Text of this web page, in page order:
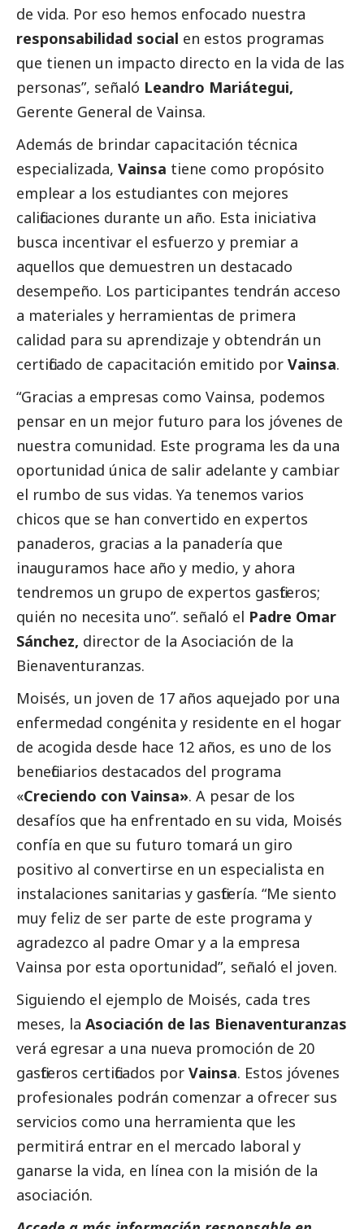
de vida. Por eso hemos enfocado nuestra
responsabilidad social en estos programas
que tienen un impacto directo en la vida de las
personas”, señaló Leandro Mariátegui,
Gerente General de Vainsa.
Además de brindar capacitación técnica
especializada, Vainsa tiene como propósito
emplear a los estudiantes con mejores
calificaciones durante un año. Esta iniciativa
busca incentivar el esfuerzo y premiar a
aquellos que demuestren un destacado
desempeño. Los participantes tendrán acceso
a materiales y herramientas de primera
calidad para su aprendizaje y obtendrán un
certificado de capacitación emitido por Vainsa.
“Gracias a empresas como Vainsa, podemos
pensar en un mejor futuro para los jóvenes de
nuestra comunidad. Este programa les da una
oportunidad única de salir adelante y cambiar
el rumbo de sus vidas. Ya tenemos varios
chicos que se han convertido en expertos
panaderos, gracias a la panadería que
inauguramos hace año y medio, y ahora
tendremos un grupo de expertos gasfiteros;
quién no necesita uno”. señaló el Padre Omar
Sánchez, director de la Asociación de la
Bienaventuranzas.
Moisés, un joven de 17 años aquejado por una
enfermedad congénita y residente en el hogar
de acogida desde hace 12 años, es uno de los
beneficiarios destacados del programa
«Creciendo con Vainsa». A pesar de los
desafíos que ha enfrentado en su vida, Moisés
confía en que su futuro tomará un giro
positivo al convertirse en un especialista en
instalaciones sanitarias y gasfitería. “Me siento
muy feliz de ser parte de este programa y
agradezco al padre Omar y a la empresa
Vainsa por esta oportunidad”, señaló el joven.
Siguiendo el ejemplo de Moisés, cada tres
meses, la Asociación de las Bienaventuranzas
verá egresar a una nueva promoción de 20
gasfiteros certificados por Vainsa. Estos jóvenes
profesionales podrán comenzar a ofrecer sus
servicios como una herramienta que les
permitirá entrar en el mercado laboral y
ganarse la vida, en línea con la misión de la
asociación.